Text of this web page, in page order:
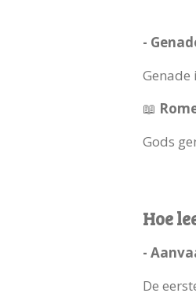
-
Genade
📖
Gods
Hoe
-
De